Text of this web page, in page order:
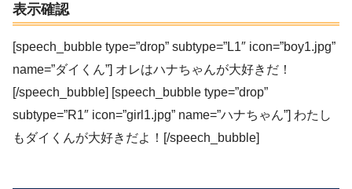
表示確認
[speech_bubble type=”drop” subtype=”L1″ icon=”boy1.jpg”
name=”ダイくん”] オレはハナちゃんが大好きだ！
[/speech_bubble] [speech_bubble type=”drop”
subtype=”R1″ icon=”girl1.jpg” name=”ハナちゃん”] わたし
もダイくんが大好きだよ！[/speech_bubble]